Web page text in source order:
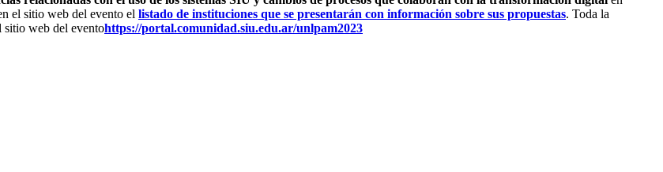
el sitio web del evento el listado de instituciones que se presentarán con información sobre sus propuestas. Toda la
sitio web del eventohttps://portal.comunidad.siu.edu.ar/unlpam2023